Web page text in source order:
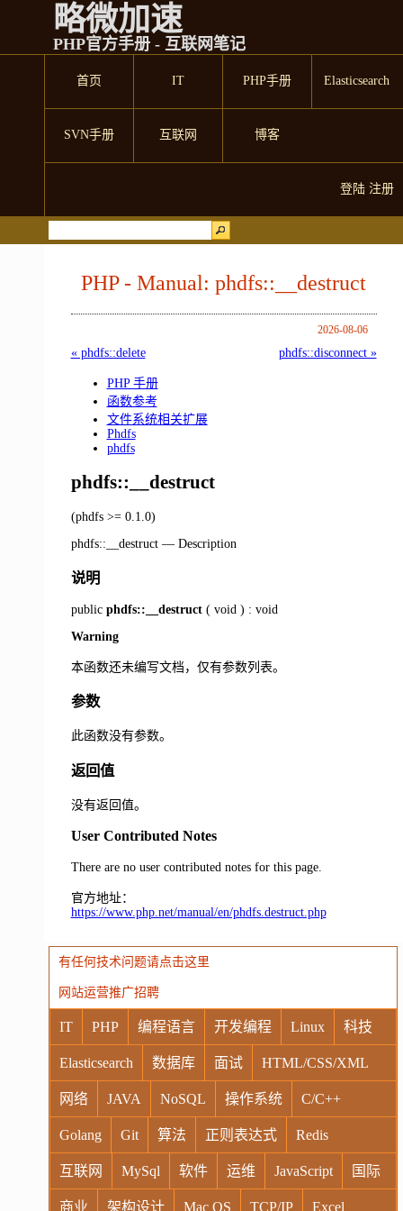
略微加速
PHP官方手册 - 互联网笔记
首页 IT PHP手册 Elasticsearch
SVN手册 互联网 博客
登陆 注册
PHP - Manual: phdfs::__destruct
2026-08-06
phdfs::disconnect »
« phdfs::delete
PHP 手册
函数参考
文件系统相关扩展
Phdfs
phdfs
phdfs::__destruct
(phdfs >= 0.1.0)
phdfs::__destruct— Description
说明
public phdfs::__destruct( void ) : void
Warning
本函数还未编写文档，仅有参数列表。
参数
此函数没有参数。
返回值
没有返回值。
User Contributed Notes
There are no user contributed notes for this page.
官方地址：
https://www.php.net/manual/en/phdfs.destruct.php
有任何技术问题请点击这里
网站运营推广招聘
IT PHP 编程语言 开发编程 Linux 科技
Elasticsearch 数据库 面试 HTML/CSS/XML
网络 JAVA NoSQL 操作系统 C/C++
Golang Git 算法 正则表达式 Redis
互联网 MySql 软件 运维 JavaScript 国际
商业 架构设计 Mac OS TCP/IP Excel